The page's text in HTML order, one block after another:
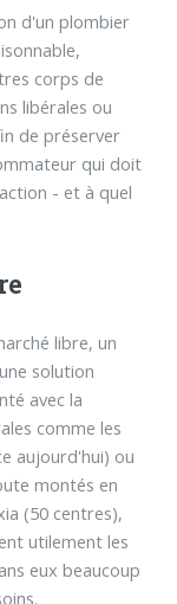
d'un plombier
corps de
libérales ou
de préserver
qui doit
- et à quel
libre, un
solution
avec la
comme les
aujourd'hui) ou
montés en
(50 centres),
utilement les
eux beaucoup